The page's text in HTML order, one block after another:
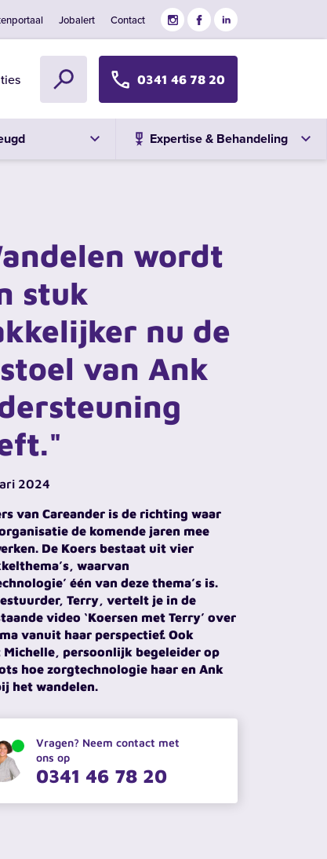
Jobalert Contact
0341 46 78 20
Expertise & Behandeling
wordt
stuk
nu de
van Ank
2024
van Careander is de richting waar
de komende jaren mee
De Koers bestaat uit vier
waarvan
één van deze thema’s is.
Terry, vertelt je in de
video ‘Koersen met Terry’ over
vanuit haar perspectief. Ook
persoonlijk begeleider op
hoe zorgtechnologie haar en Ank
het wandelen.
Vragen? Neem contact met
ons op
0341 46 78 20